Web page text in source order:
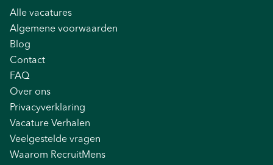
Alle vacatures
Algemene voorwaarden
Blog
Contact
FAQ
Over ons
Privacyverklaring
Vacature Verhalen
Veelgestelde vragen
Waarom RecruitMens